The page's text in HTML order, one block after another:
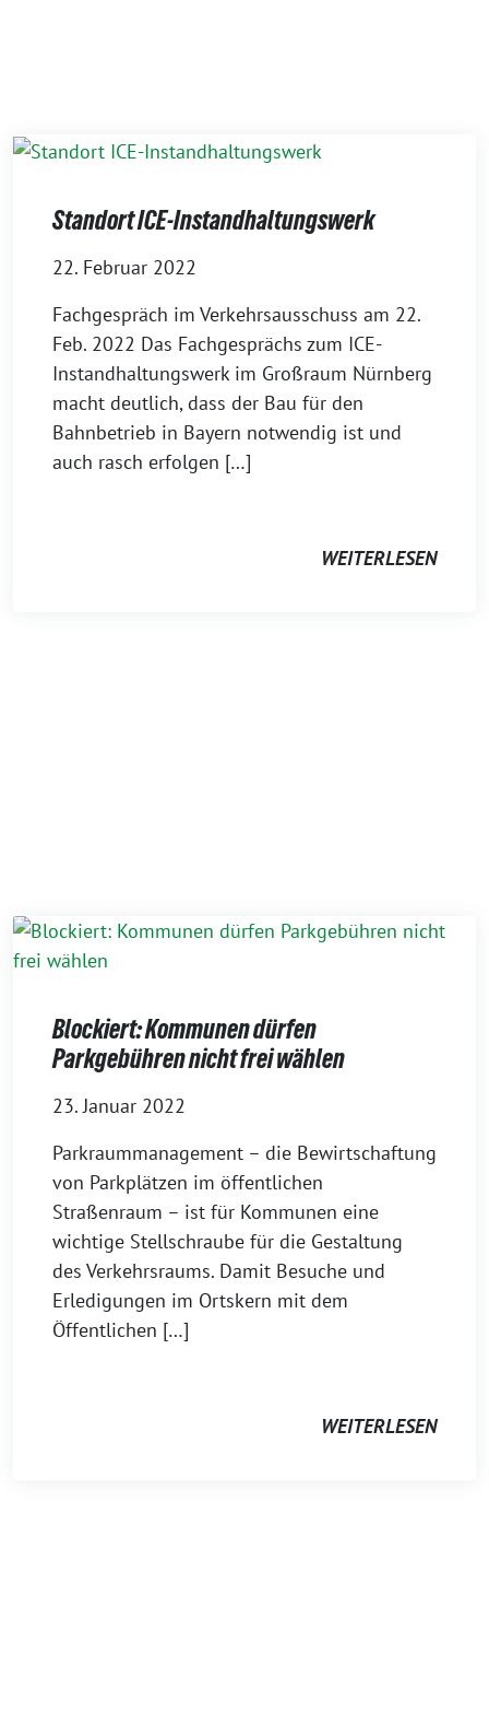
Standort ICE-Instandhaltungswerk
22. Februar 2022
Fachgespräch im Verkehrsausschuss am 22.
Feb. 2022 Das Fachgesprächs zum ICE-
Instandhaltungswerk im Großraum Nürnberg
macht deutlich, dass der Bau für den
Bahnbetrieb in Bayern notwendig ist und
auch rasch erfolgen […]
WEITERLESEN
Blockiert: Kommunen dürfen
Parkgebühren nicht frei wählen
23. Januar 2022
Parkraummanagement – die Bewirtschaftung
von Parkplätzen im öffentlichen
Straßenraum – ist für Kommunen eine
wichtige Stellschraube für die Gestaltung
des Verkehrsraums. Damit Besuche und
Erledigungen im Ortskern mit dem
Öffentlichen […]
WEITERLESEN